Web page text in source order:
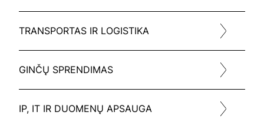
TRANSPORTAS IR LOGISTIKA
GINČŲ SPRENDIMAS
IP, IT IR DUOMENŲ APSAUGA